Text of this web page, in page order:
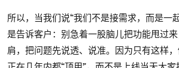
所以，当我们说“我们不是接需求，而是一
是告诉客户：别急着一股脑儿把功能甩过
肩，把问题先说透、说准。因为只有这样